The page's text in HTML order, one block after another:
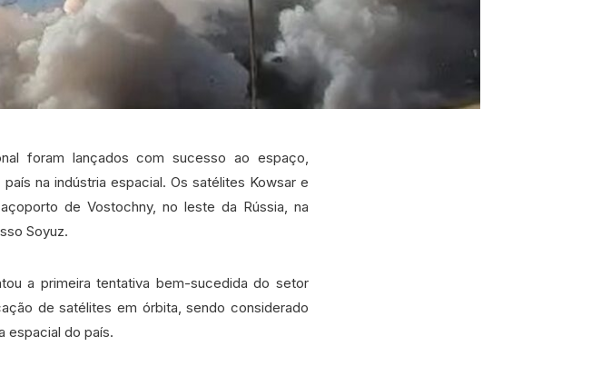
foram lançados com sucesso ao espaço,
na indústria espacial. Os satélites Kowsar e
de Vostochny, no leste da Rússia, na
Soyuz.
a primeira tentativa bem-sucedida do setor
de satélites em órbita, sendo considerado
espacial do país.